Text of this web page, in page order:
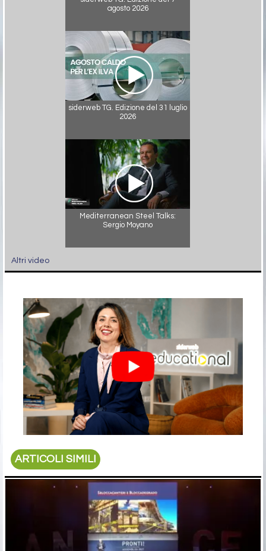
agosto 2026
siderweb TG. Edizione del 31 luglio
2026
Mediterranean Steel Talks:
Sergio Moyano
Altri video
ARTICOLI SIMILI